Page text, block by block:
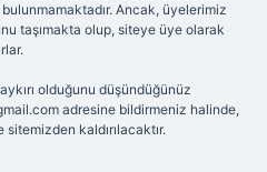
Ancak, üyelerimiz
taşımakta olup, siteye üye olarak
olduğunu düşündüğünüz
adresine bildirmeniz halinde,
kaldırılacaktır.